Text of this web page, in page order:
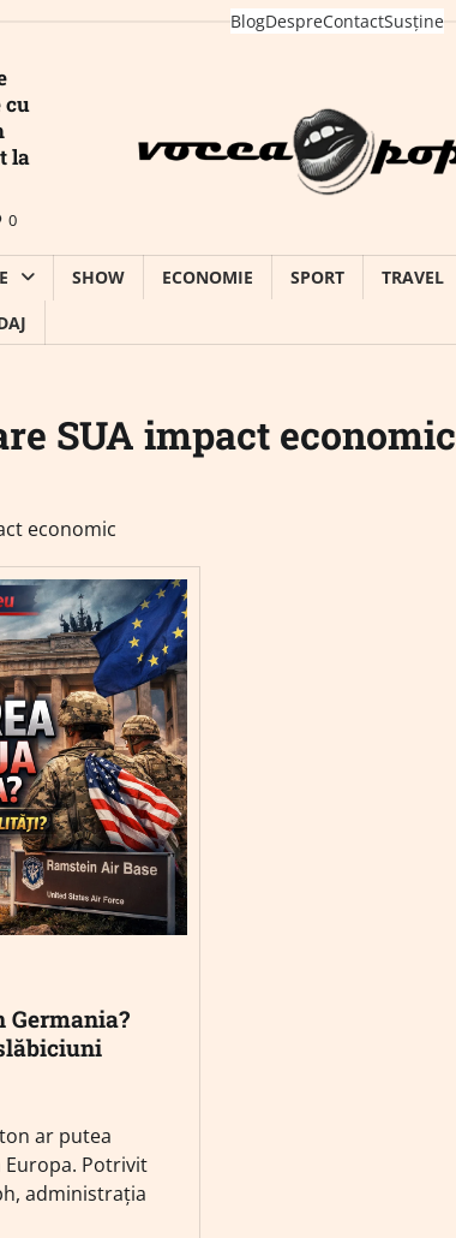
BlogDespreContactSusține
cu
la
0
SHOW ECONOMIE SPORT TRAVEL
SUA impact economic
economic
Germania?
ar putea
Potrivit
administrația